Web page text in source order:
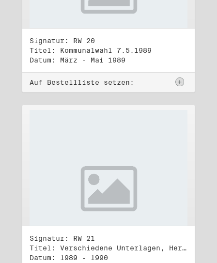
Signatur: RW 20
Titel: Kommunalwahl 7.5.1989
Datum: März - Mai 1989
Auf Bestellliste setzen:
Signatur: RW 21
Titel: Verschiedene Unterlagen, Herbst 1989 bis Herbst 1990
Datum: 1989 - 1990